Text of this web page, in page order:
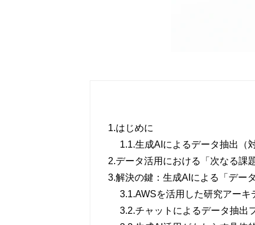
1.はじめに
1.1.生成AIによるデータ抽出（
2.データ活用における「次なる課題
3.解決の鍵：生成AIによる「デー
3.1.AWSを活用した研究アーキ
3.2.チャットによるデータ抽出